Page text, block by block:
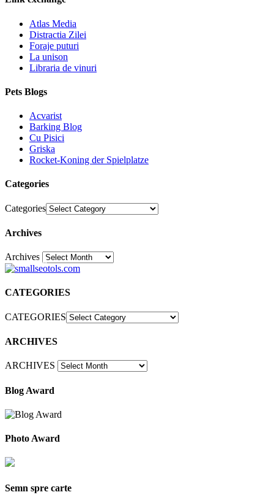
Atlas Media
Distractia Zilei
Foraje puturi
La unison
Libraria de vinuri
Pets Blogs
Acvarist
Barking Blog
Cu Pisici
Griska
Rocket-Koning der Spielplatze
Categories
Categories
Archives
Archives30
CATEGORIES
CATEGORIES
ARCHIVES
ARCHIVES
Blog Award
Photo Award
Semn spre carte